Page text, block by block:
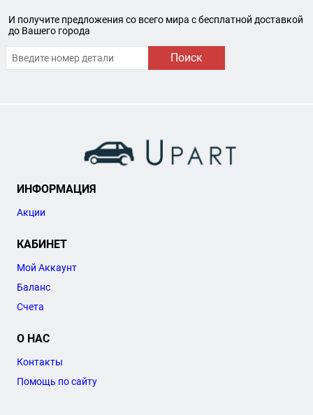
И получите предложения со всего мира с бесплатной доставкой
до Вашего города
Поиск
ИНФОРМАЦИЯ
Акции
КАБИНЕТ
Мой Аккаунт
Баланс
Счета
О НАС
Контакты
Помощь по сайту